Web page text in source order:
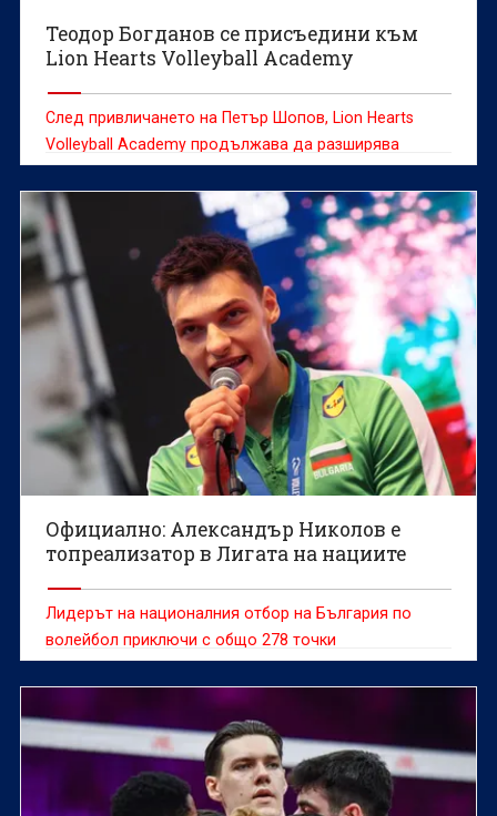
Теодор Богданов се присъедини към
Lion Hearts Volleyball Academy
След привличането на Петър Шопов, Lion Hearts
Volleyball Academy продължава да разширява
треньорския си екип с още един доказан
специалист.
Официално: Александър Николов е
топреализатор в Лигата на нациите
Лидерът на националния отбор на България по
волейбол приключи с общо 278 точки